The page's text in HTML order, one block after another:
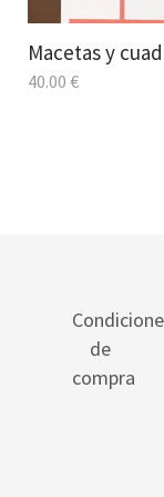
Macetas y
40.00 €
de
compra